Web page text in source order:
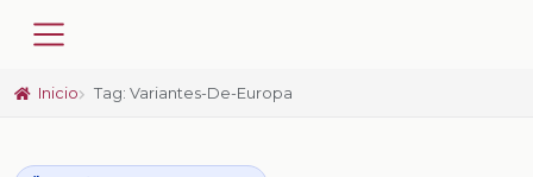
Inicio Tag: Variantes-De-Europa